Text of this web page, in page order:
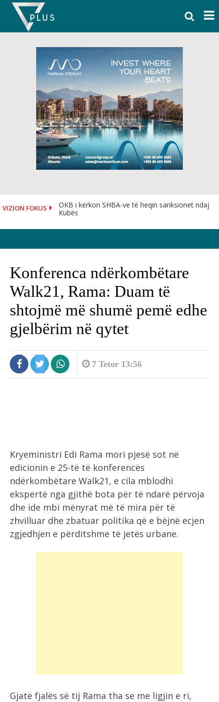
Skip
content
VIZION FOKUS
OKB i kërkon SHBA-ve të heqin sanksionet ndaj
Kubës
Konferenca ndërkombëtare
Walk21, Rama: Duam të
shtojmë më shumë pemë edhe
gjelbërim në qytet
7 Tetor 13:56
Kryeministri Edi Rama mori pjesë sot në
edicionin e 25-të të konferencës
ndërkombëtare Walk21, e cila mblodhi
ekspertë nga gjithë bota për të ndarë përvoja
dhe ide mbi mënyrat më të mira për të
zhvilluar dhe zbatuar politika që e bëjnë ecjen
zgjedhjen e përditshme të jetës urbane.
Gjatë fjalës së tij Rama tha se me ligjin e ri,